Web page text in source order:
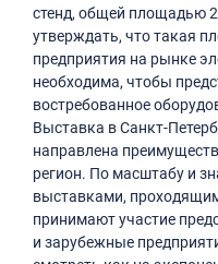
стенд, общей площадью
утверждать, что такая
предприятия на рынке
необходима, чтобы
востребованное
Выставка в Санкт-
направлена
регион. По масштабу и
выставками,
принимают участие
и зарубежные